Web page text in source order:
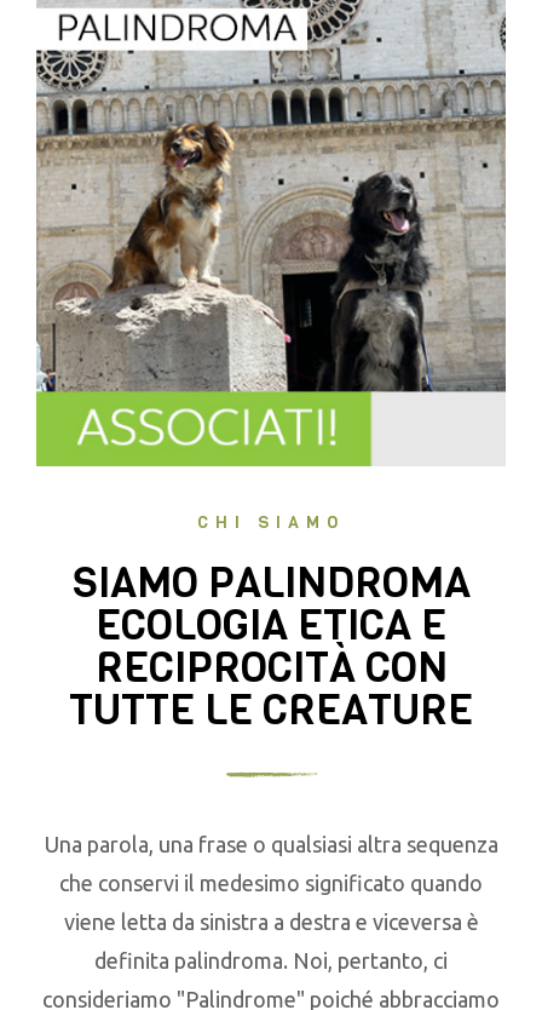
CHI SIAMO
SIAMO PALINDROMA
ECOLOGIA ETICA E
RECIPROCITÀ CON
TUTTE LE CREATURE
Una parola, una frase o qualsiasi altra sequenza
che conservi il medesimo significato quando
viene letta da sinistra a destra e viceversa è
definita palindroma. Noi, pertanto, ci
consideriamo "Palindrome" poiché abbracciamo